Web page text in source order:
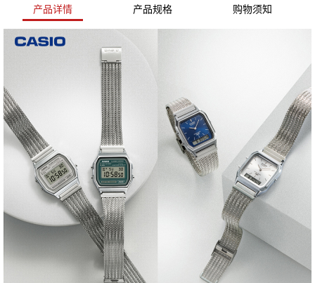
产品详情 产品规格 购物须知